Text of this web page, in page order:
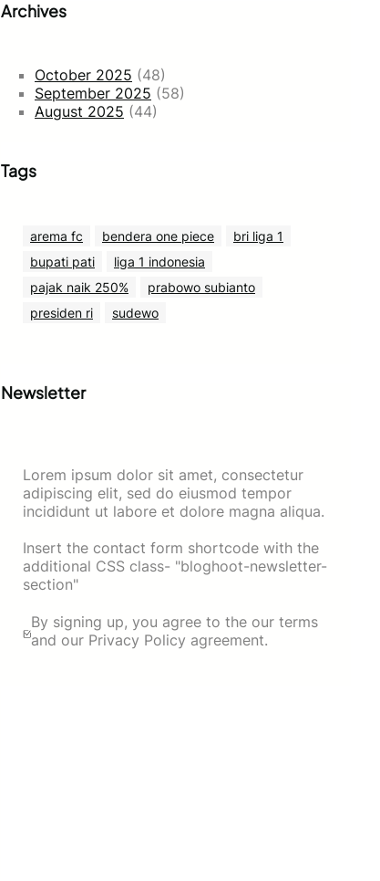
Archives
October 2025 (48)
September 2025 (58)
August 2025 (44)
Tags
arema fc bendera one piece
bri liga 1
bupati pati
liga 1 indonesia
pajak naik 250%
prabowo subianto
presiden ri
sudewo
Newsletter
Lorem ipsum dolor sit amet, consectetur
adipiscing elit, sed do eiusmod tempor
incididunt ut labore et dolore magna aliqua.
Insert the contact form shortcode with the
additional CSS class- "bloghoot-newsletter-
section"
By signing up, you agree to the our terms
and our Privacy Policy agreement.